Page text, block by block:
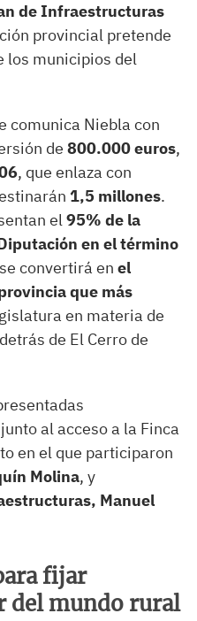
de Infraestructuras
provincial pretende
los municipios del
comunica Niebla con
de 800.000 euros,
, que enlaza con
1,5 millones.
el95% de la
en el término
convertirá en el
que más
en materia de
de El Cerro de
al acceso a la Finca
en el que participaron
Molina, y
Manuel
fijar
del mundo rural